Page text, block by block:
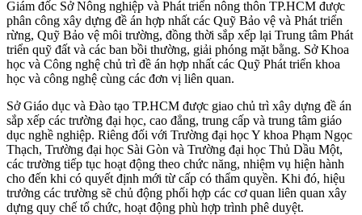
Giám đốc Sở Nông nghiệp và Phát triển nông thôn TP.HCM được
phân công xây dựng đề án hợp nhất các Quỹ Bảo vệ và Phát triển
rừng, Quỹ Bảo vệ môi trường, đồng thời sắp xếp lại Trung tâm Phát
triển quỹ đất và các ban bồi thường, giải phóng mặt bằng. Sở Khoa
học và Công nghệ chủ trì đề án hợp nhất các Quỹ Phát triển khoa
học và công nghệ cùng các đơn vị liên quan.
Sở Giáo dục và Đào tạo TP.HCM được giao chủ trì xây dựng đề án
sắp xếp các trường đại học, cao đẳng, trung cấp và trung tâm giáo
dục nghề nghiệp. Riêng đối với Trường đại học Y khoa Phạm Ngọc
Thạch, Trường đại học Sài Gòn và Trường đại học Thủ Dầu Một,
các trường tiếp tục hoạt động theo chức năng, nhiệm vụ hiện hành
cho đến khi có quyết định mới từ cấp có thẩm quyền. Khi đó, hiệu
trưởng các trường sẽ chủ động phối hợp các cơ quan liên quan xây
dựng quy chế tổ chức, hoạt động phù hợp trình phê duyệt.